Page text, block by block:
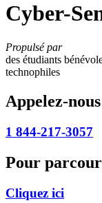
Cyber-
Propulsé par
des étudiants
technophiles
Appelez-
1 844-217-3057
Pour
Cliquez ici